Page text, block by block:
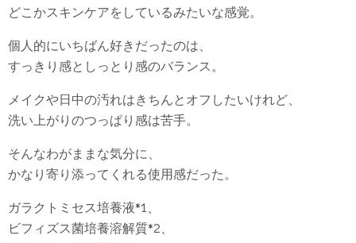
どこかスキンケアをしているみたいな感覚。
個人的にいちばん好きだったのは、
すっきり感としっとり感のバランス。
メイクや日中の汚れはきちんとオフしたいけれど、
洗い上がりのつっぱり感は苦手。
そんなわがままな気分に、
かなり寄り添ってくれる使用感だった。
ガラクトミセス培養液*1、
ビフィズス菌培養溶解質*2、